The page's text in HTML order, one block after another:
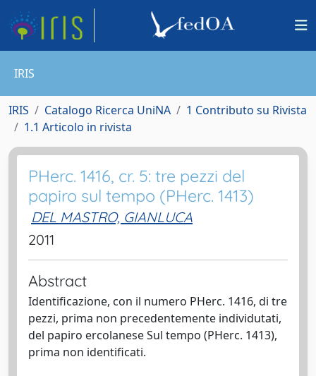
IRIS
IRIS Catalogo Ricerca UniNA
1 Contributo su Rivista
1.1 Articolo in rivista
PHerc. 1416, cr. 5: tre pezzi del
papiro sul tempo (PHerc. 1413)
DEL MASTRO, GIANLUCA
2011
Abstract
Identificazione, con il numero PHerc. 1416, di tre
pezzi, prima non precedentemente individutati,
del papiro ercolanese Sul tempo (PHerc. 1413),
prima non identificati.